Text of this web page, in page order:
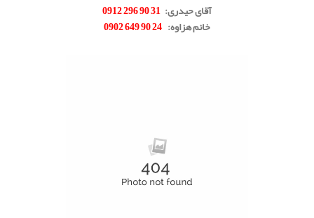
آقای حیدری:
31 90 296 0912
خانم هزاوه:
24 90 649 0902